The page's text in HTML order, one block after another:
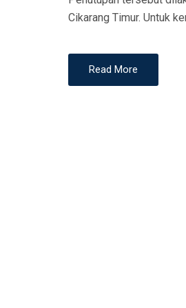
Cikarang Timur. Untuk
Read More